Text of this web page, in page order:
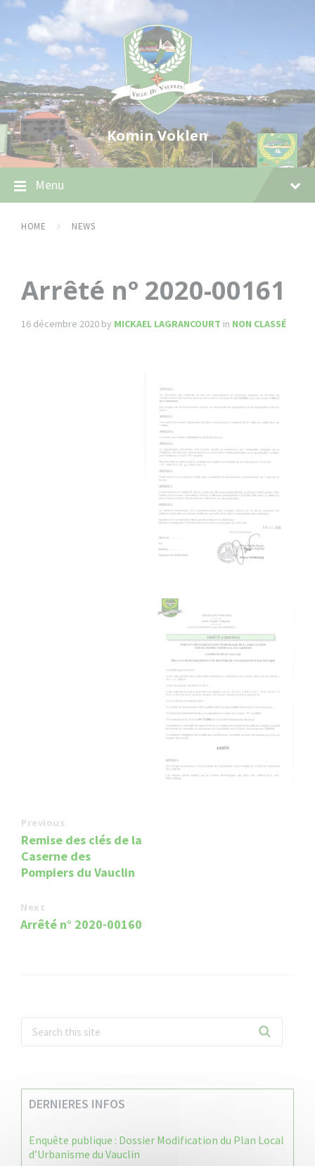
Skip
content
Skip
navigation
Skip
footer
Komin Voklen
Menu
HOME NEWS
Arrêté n° 2020-00161
16 décembre 2020 by MICKAEL LAGRANCOURT in NON CLASSÉ
Previous
Remise des clés de la
Caserne des
Pompiers du Vauclin
Next
Arrêté n° 2020-00160
DERNIERES INFOS
Enquête publique : Dossier Modification du Plan Local
d’Urbanisme du Vauclin